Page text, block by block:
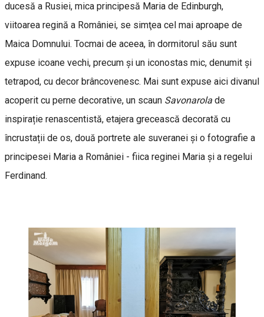
ducesă a Rusiei, mica principesă Maria de Edinburgh,
viitoarea regină a României, se simţea cel mai aproape de
Maica Domnului. Tocmai de aceea, în dormitorul său sunt
expuse icoane vechi, precum și un iconostas mic, denumit și
tetrapod, cu decor brâncovenesc. Mai sunt expuse aici divanul
acoperit cu perne decorative, un scaun Savonarola de
inspirație renascentistă, etajera grecească decorată cu
încrustații de os, două portrete ale suveranei și o fotografie a
principesei Maria a României - fiica reginei Maria și a regelui
Ferdinand.